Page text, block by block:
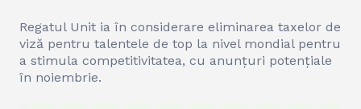
Regatul Unit ia în considerare eliminarea taxelor de
viză pentru talentele de top la nivel mondial pentru
a stimula competitivitatea, cu anunțuri potențiale
în noiembrie.